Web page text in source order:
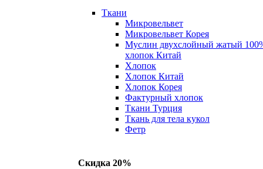
Ткани
Микровельвет
Микровельвет Корея
Муслин двухслойный жатый
хлопок Китай
Хлопок
Хлопок Китай
Хлопок Корея
Фактурный хлопок
Ткани Турция
Ткань для тела кукол
Фетр
Скидка 20%